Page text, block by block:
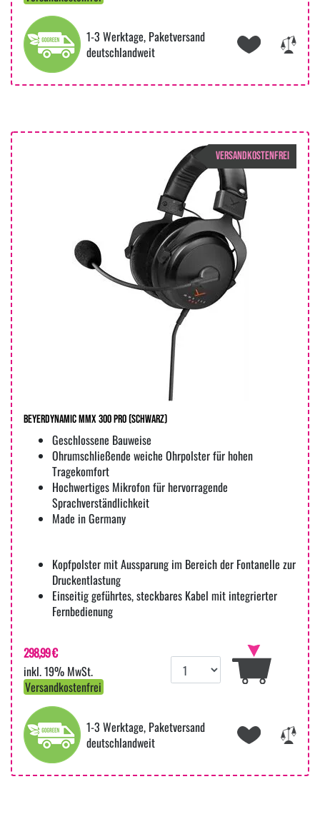
1-3 Werktage, Paketversand
deutschlandweit
VERSANDKOSTENFREI
beyerdynamic MMX 300 PRO (Schwarz)
Geschlossene Bauweise
Ohrumschließende weiche Ohrpolster für hohen
Tragekomfort
Hochwertiges Mikrofon für hervorragende
Sprachverständlichkeit
Made in Germany
Kopfpolster mit Aussparung im Bereich der Fontanelle zur
Druckentlastung
Einseitig geführtes, steckbares Kabel mit integrierter
Fernbedienung
298,99 €
inkl. 19% MwSt.
Versandkostenfrei
1-3 Werktage, Paketversand
deutschlandweit